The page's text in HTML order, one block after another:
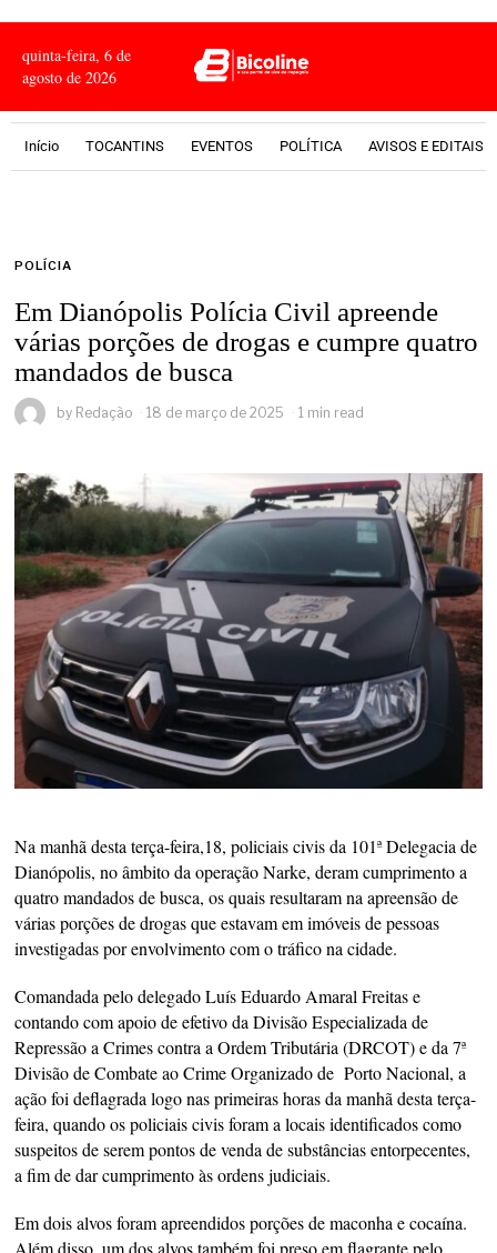
quinta-feira, 6 de
agosto de 2026
Início TOCANTINS EVENTOS POLÍTICA AVISOS E EDITAIS
POLÍCIA
Em Dianópolis Polícia Civil apreende
várias porções de drogas e cumpre quatro
mandados de busca
by Redação 18 de março de 2025 1 min read
Na manhã desta terça-feira,18, policiais civis da 101ª Delegacia de
Dianópolis, no âmbito da operação Narke, deram cumprimento a
quatro mandados de busca, os quais resultaram na apreensão de
várias porções de drogas que estavam em imóveis de pessoas
investigadas por envolvimento com o tráfico na cidade.
Comandada pelo delegado Luís Eduardo Amaral Freitas e
contando com apoio de efetivo da Divisão Especializada de
Repressão a Crimes contra a Ordem Tributária (DRCOT) e da 7ª
Divisão de Combate ao Crime Organizado de Porto Nacional, a
ação foi deflagrada logo nas primeiras horas da manhã desta terça-
feira, quando os policiais civis foram a locais identificados como
suspeitos de serem pontos de venda de substâncias entorpecentes,
a fim de dar cumprimento às ordens judiciais.
Em dois alvos foram apreendidos porções de maconha e cocaína.
Além disso, um dos alvos também foi preso em flagrante pelo